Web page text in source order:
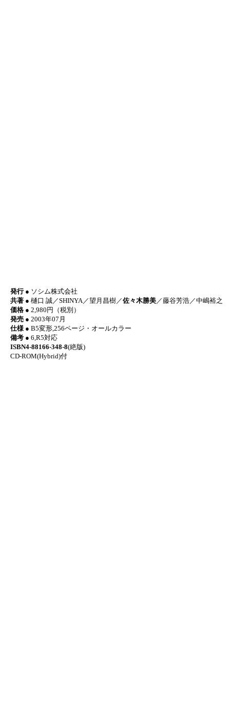
発行 ● ソシム株式会社
共著 ● 樋口 誠／SHINYA／望月昌樹／佐々木勝美／藤谷芳浩／中嶋裕之
価格 ● 2,980円（税別）
発売 ● 2003年07月
仕様 ● B5変形,256ページ・オールカラー
備考 ● 6,R5対応
ISBN4-88166-348-8(絶版)
CD-ROM(Hybrid)付